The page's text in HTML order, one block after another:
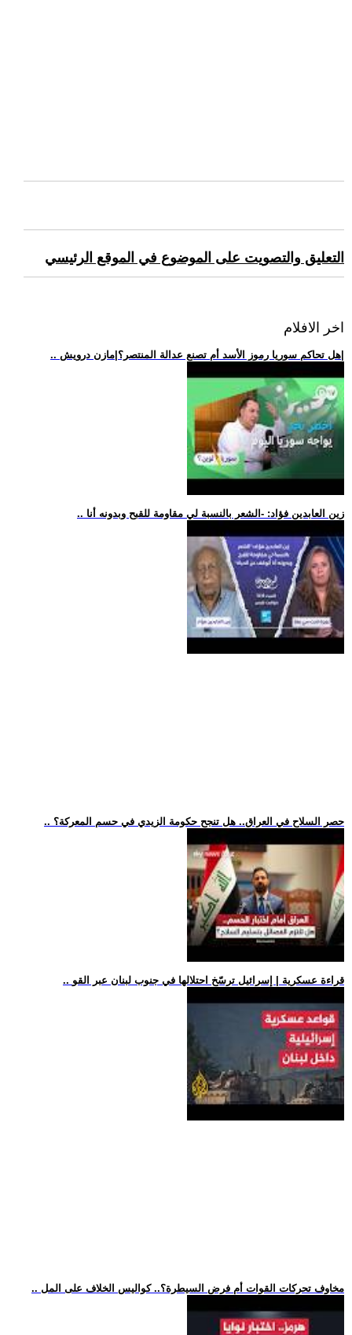
التعليق والتصويت على الموضوع في الموقع الرئيسي
اخر الافلام
.. زين العابدين فؤاد: -الشعر بالنسبة لي مقاومة للقبح وبدونه أنا
.. حصر السلاح في العراق.. هل تنجح حكومة الزيدي في حسم المعركة؟
.. قراءة عسكرية | إسرائيل ترسّخ احتلالها في جنوب لبنان عبر القو
.. مخاوف تحركات القوات أم فرض السيطرة؟.. كواليس الخلاف على المل